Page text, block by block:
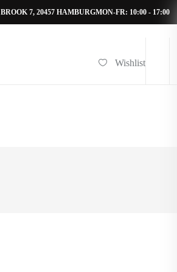
BROOK 7, 20457 HAMBURGMON-FR: 10:00 - 17:00
Wishlist